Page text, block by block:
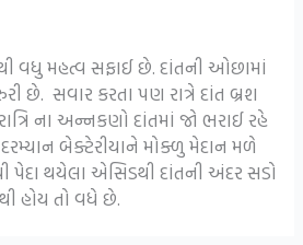
વધુ મહત્વ સફાઈ છે. દાંતની ઓછામાં
છે. સવાર કરતા પણ રાત્રે દાંત બ્રશ
ના અન્નકણો દાંતમાં જો ભરાઈ રહે
બેક્ટેરીયાને મોક્ળુ મેદાન મળે
થયેલા એસિડથી દાંતની અંદર સડો
હોય તો વધે છે.